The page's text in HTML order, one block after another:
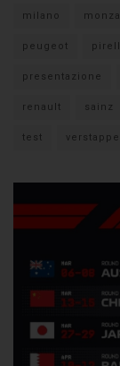
milano monza
peugeot
presentazione
renault sainz
test